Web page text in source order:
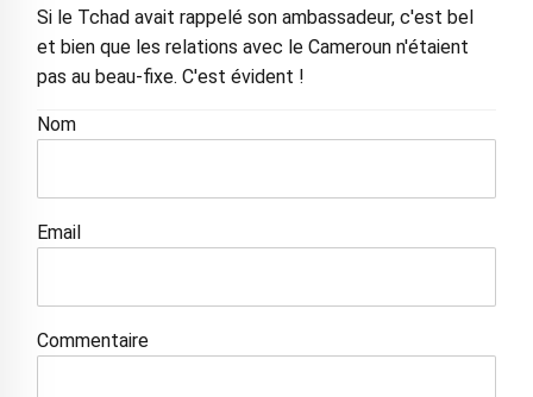
Si le Tchad avait rappelé son ambassadeur, c'est bel
et bien que les relations avec le Cameroun n'étaient
pas au beau-fixe. C'est évident !
Nom
Email
Commentaire